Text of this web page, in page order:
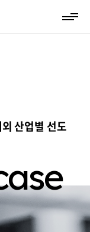
산업별 선도